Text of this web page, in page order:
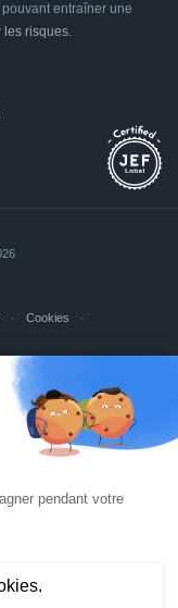
entraîner une
les risques.
Cookies